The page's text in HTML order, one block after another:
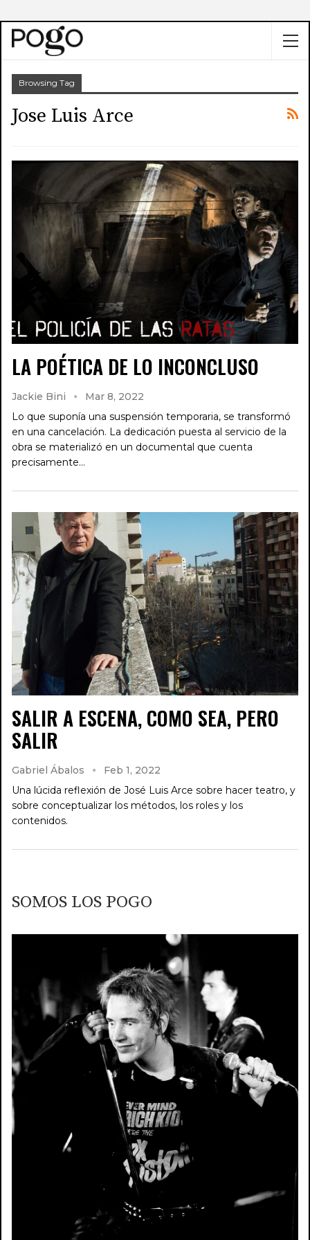
Browsing Tag
Jose Luis Arce
LA POÉTICA DE LO INCONCLUSO
Jackie Bini
Mar 8, 2022
Lo que suponía una suspensión temporaria, se transformó
en una cancelación. La dedicación puesta al servicio de la
obra se materializó en un documental que cuenta
precisamente…
SALIR A ESCENA, COMO SEA, PERO
SALIR
Gabriel Ábalos
Feb 1, 2022
Una lúcida reflexión de José Luis Arce sobre hacer teatro, y
sobre conceptualizar los métodos, los roles y los
contenidos.
SOMOS LOS POGO